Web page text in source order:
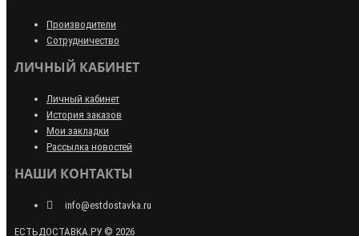
Производители
Сотрудничество
ЛИЧНЫЙ КАБИНЕТ
Личный кабинет
История заказов
Мои закладки
Рассылка новостей
НАШИ КОНТАКТЫ
info@estdostavka.ru
ЕСТЬДОСТАВКА.РУ © 2026